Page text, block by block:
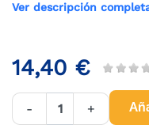
Ver descripción
14,40 €
- +